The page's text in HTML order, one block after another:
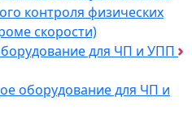
контроля физических
скорости)
для ЧП и УПП
оборудование для ЧП и